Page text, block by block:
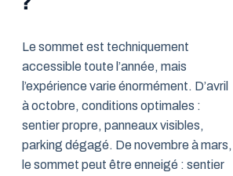
Le sommet est techniquement
accessible toute l’année, mais
l’expérience varie énormément. D’avril
à octobre, conditions optimales :
sentier propre, panneaux visibles,
parking dégagé. De novembre à mars,
le sommet peut être enneigé : sentier